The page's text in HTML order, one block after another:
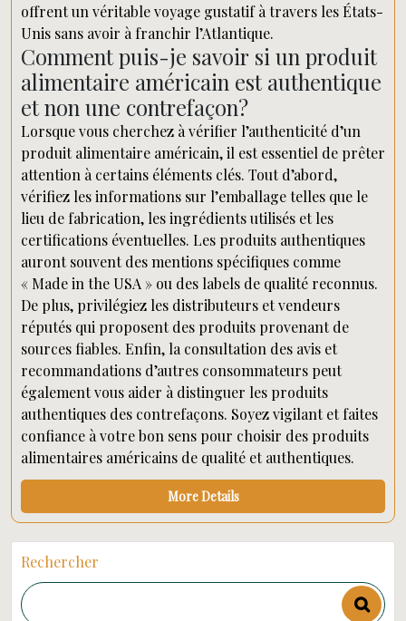
offrent un véritable voyage gustatif à travers les États-
Unis sans avoir à franchir l’Atlantique.
Comment puis-je savoir si un produit
alimentaire américain est authentique
et non une contrefaçon?
Lorsque vous cherchez à vérifier l’authenticité d’un
produit alimentaire américain, il est essentiel de prêter
attention à certains éléments clés. Tout d’abord,
vérifiez les informations sur l’emballage telles que le
lieu de fabrication, les ingrédients utilisés et les
certifications éventuelles. Les produits authentiques
auront souvent des mentions spécifiques comme
« Made in the USA » ou des labels de qualité reconnus.
De plus, privilégiez les distributeurs et vendeurs
réputés qui proposent des produits provenant de
sources fiables. Enfin, la consultation des avis et
recommandations d’autres consommateurs peut
également vous aider à distinguer les produits
authentiques des contrefaçons. Soyez vigilant et faites
confiance à votre bon sens pour choisir des produits
alimentaires américains de qualité et authentiques.
More Details
Rechercher